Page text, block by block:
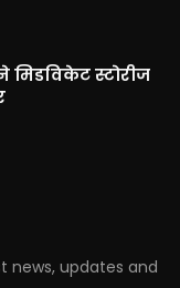
स्टोरीज
news, updates and